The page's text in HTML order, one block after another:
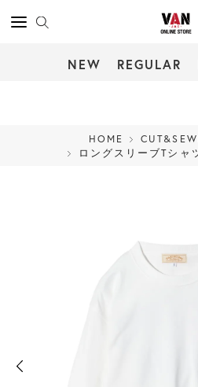
NEW REGULAR
HOME
ロングスリーブTシャ